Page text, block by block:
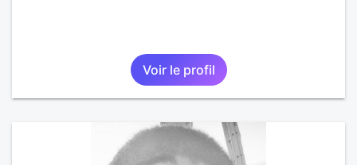
Voir le profil